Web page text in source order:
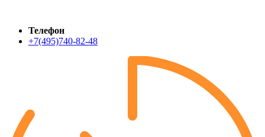
Телефон
+7(495)740-82-48